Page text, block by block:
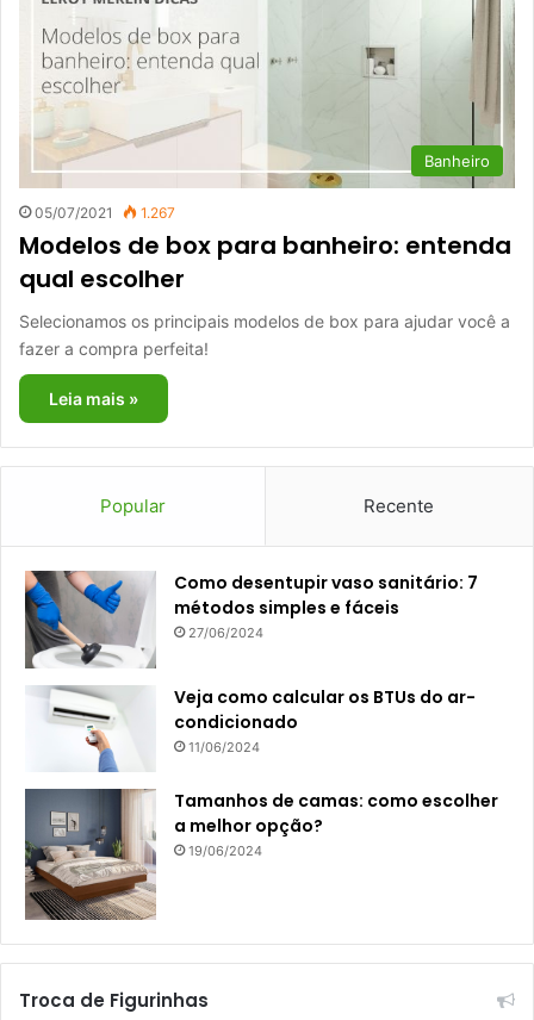
Banheiro
05/07/2021 1.267
Modelos de box para banheiro: entenda
qual escolher
Selecionamos os principais modelos de box para ajudar você a
fazer a compra perfeita!
Leia mais »
Popular Recente
Como desentupir vaso sanitário: 7
métodos simples e fáceis
27/06/2024
Veja como calcular os BTUs do ar-
condicionado
11/06/2024
Tamanhos de camas: como escolher
a melhor opção?
19/06/2024
Troca de Figurinhas